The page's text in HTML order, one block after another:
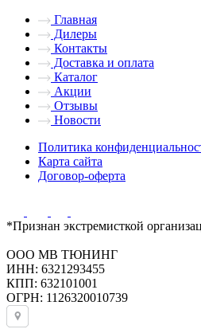
Главная
Дилеры
Контакты
Доставка и оплата
Каталог
Акции
Отзывы
Новости
Политика
Карта сайта
Договор-оферта
*Признан экстремисткой
ООО МВ ТЮНИНГ
ИНН: 6321293455
КПП: 632101001
ОГРН: 1126320010739